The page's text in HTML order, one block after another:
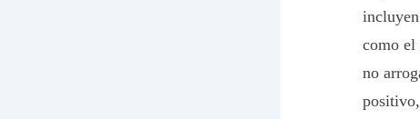
como el
no